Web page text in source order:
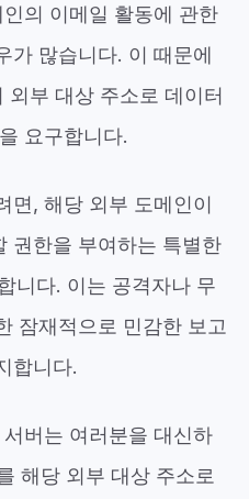
의 이메일 활동에 관한
가 많습니다. 이 때문에
부 대상 주소로 데이터
요구합니다.
면, 해당 외부 도메인이
권한을 부여하는 특별한
니다. 이는 공격자나 무
잠재적으로 민감한 보고
합니다.
버는 여러분을 대신하
해당 외부 대상 주소로